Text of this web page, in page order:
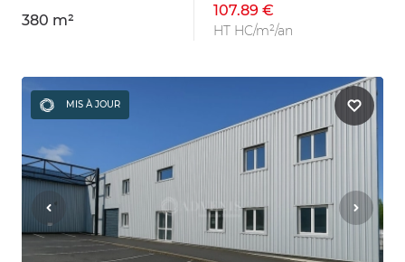
380 m²
107.89 €
HT HC/m²/an
MIS À JOUR